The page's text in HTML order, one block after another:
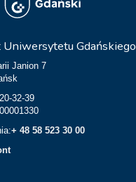
Gdańskiego
Janion 7
32-39
+ 48 58 523 30 00